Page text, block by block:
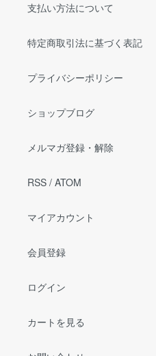
支払い方法について
特定商取引法に基づく表記
プライバシーポリシー
ショップブログ
メルマガ登録・解除
RSS / ATOM
マイアカウント
会員登録
ログイン
カートを見る